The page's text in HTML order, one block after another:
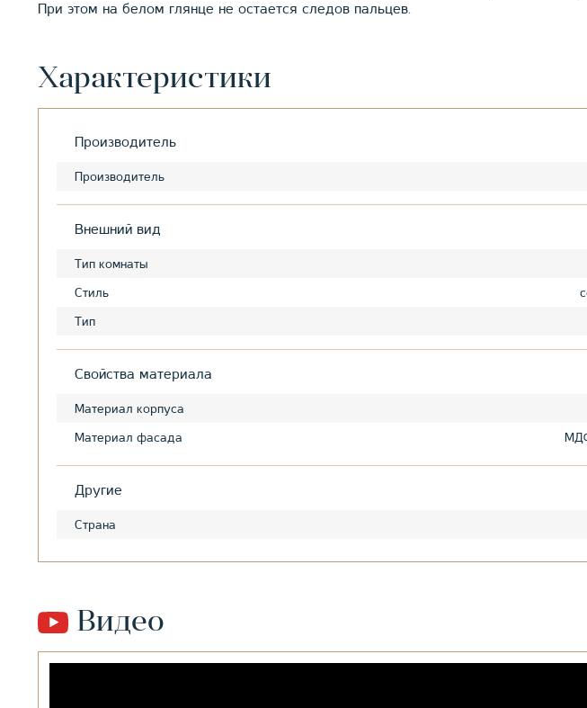
При этом на белом глянце не остается следов пальцев.
Характеристики
Производитель
Производитель
Внешний вид
Тип комнаты
Стиль
Тип
Свойства материала
Материал корпуса
Материал фасада
Другие
Страна
Видео